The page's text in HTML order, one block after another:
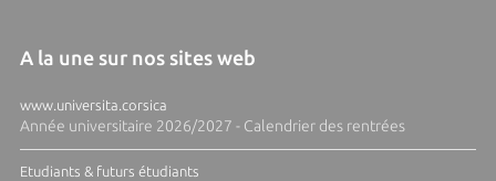
A la une sur nos sites web
www.universita.corsica
Année universitaire 2026/2027 - Calendrier des rentrées
Etudiants & futurs étudiants